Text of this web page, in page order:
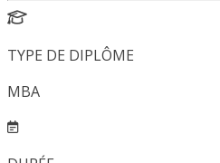
TYPE DE DIPLÔME
MBA